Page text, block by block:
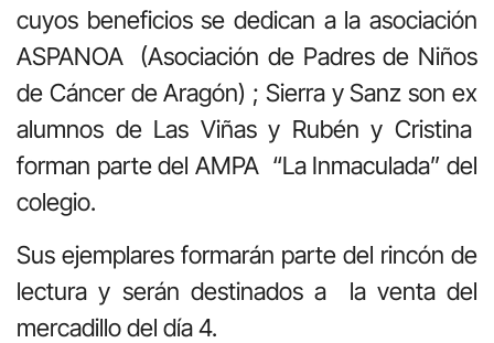
cuyos beneficios se dedican a la asociación
ASPANOA (Asociación de Padres de Niños
de Cáncer de Aragón) ; Sierra y Sanz son ex
alumnos de Las Viñas y Rubén y Cristina
forman parte del AMPA “La Inmaculada” del
colegio.
Sus ejemplares formarán parte del rincón de
lectura y serán destinados a la venta del
mercadillo del día 4.